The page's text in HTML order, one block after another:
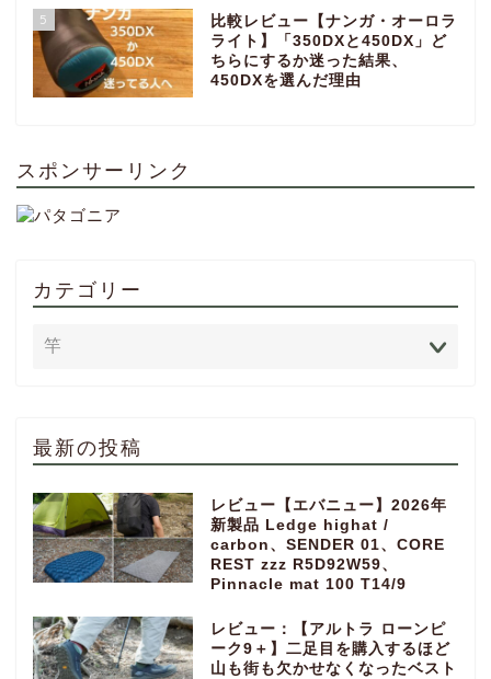
5
比較レビュー【ナンガ・オーロラ
ライト】「350DXと450DX」ど
ちらにするか迷った結果、
450DXを選んだ理由
スポンサーリンク
カテゴリー
最新の投稿
レビュー【エバニュー】2026年
新製品 Ledge highat /
carbon、SENDER 01、CORE
REST zzz R5D92W59、
Pinnacle mat 100 T14/9
レビュー：【アルトラ ローンピ
ーク9＋】二足目を購入するほど
山も街も欠かせなくなったベスト